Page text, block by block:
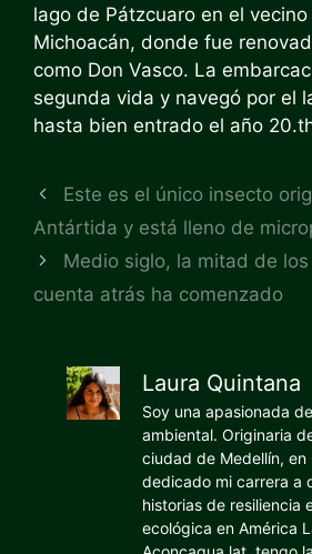
lago de Pátzcuaro en el
Michoacán, donde fue
como Don Vasco. La
segunda vida y navegó por el
hasta bien entrado el año 20.
Este es el único insecto
Antártida y está lleno de
Medio siglo, la mitad de
cuenta atrás ha comenzado
Laura Quintana
Soy una apasionada
ambiental. Originaria
ciudad de Medellín, en
dedicado mi carrera a
historias de resiliencia
ecológica en América